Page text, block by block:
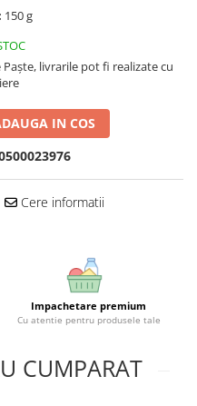
150 g
livrarile pot fi realizate cu
IN COS
Cere informatii
Impachetare premium
Cu atentie pentru produsele tale
CUMPARAT